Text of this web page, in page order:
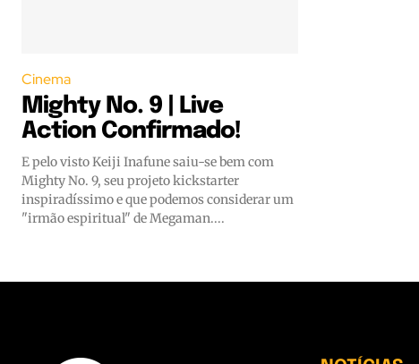
Cinema
Mighty No. 9 | Live
Action Confirmado!
E pelo visto Keiji Inafune saiu-se bem com
Mighty No. 9, seu projeto kickstarter
inspiradíssimo e que podemos considerar um
"irmão espiritual" de Megaman....